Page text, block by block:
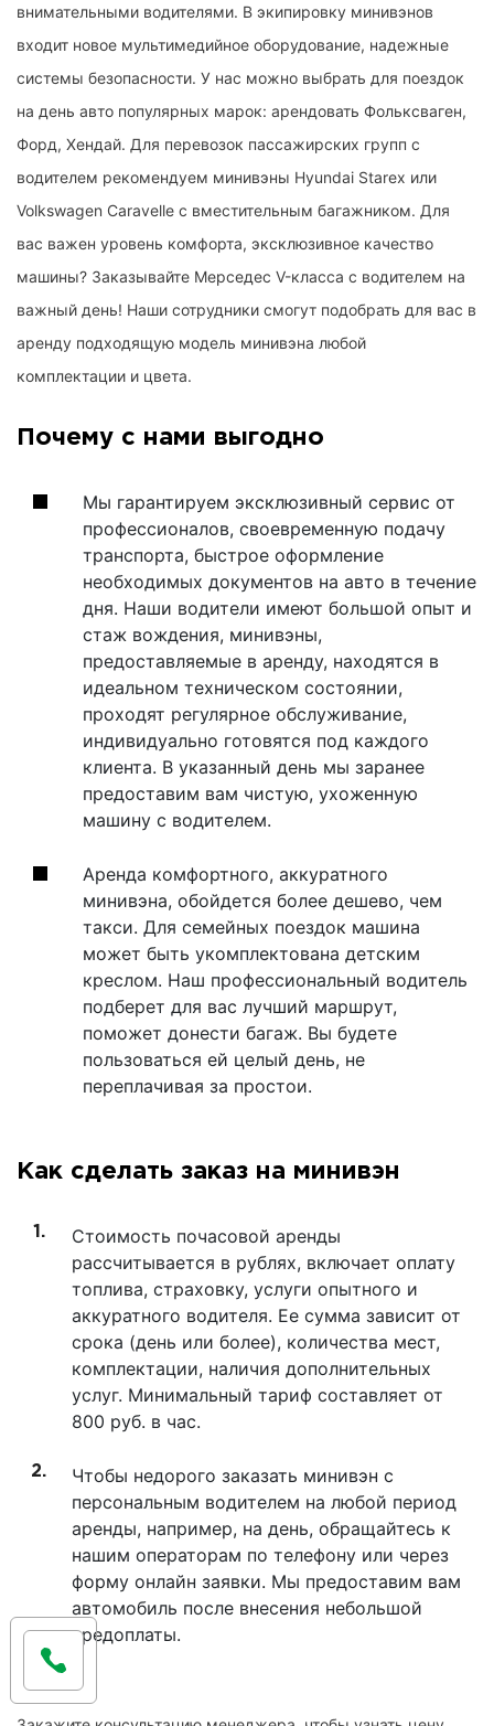
внимательными водителями. В экипировку минивэнов
входит новое мультимедийное оборудование, надежные
системы безопасности. У нас можно выбрать для поездок
на день авто популярных марок: арендовать Фольксваген,
Форд, Хендай. Для перевозок пассажирских групп с
водителем рекомендуем минивэны Hyundai Starex или
Volkswagen Caravelle с вместительным багажником. Для
вас важен уровень комфорта, эксклюзивное качество
машины? Заказывайте Мерседес V-класса с водителем на
важный день! Наши сотрудники смогут подобрать для вас в
аренду подходящую модель минивэна любой
комплектации и цвета.
Почему с нами выгодно
Мы гарантируем эксклюзивный сервис от
профессионалов, своевременную подачу
транспорта, быстрое оформление
необходимых документов на авто в течение
дня. Наши водители имеют большой опыт и
стаж вождения, минивэны,
предоставляемые в аренду, находятся в
идеальном техническом состоянии,
проходят регулярное обслуживание,
индивидуально готовятся под каждого
клиента. В указанный день мы заранее
предоставим вам чистую, ухоженную
машину с водителем.
Аренда комфортного, аккуратного
минивэна, обойдется более дешево, чем
такси. Для семейных поездок машина
может быть укомплектована детским
креслом. Наш профессиональный водитель
подберет для вас лучший маршрут,
поможет донести багаж. Вы будете
пользоваться ей целый день, не
переплачивая за простои.
Как сделать заказ на минивэн
Стоимость почасовой аренды
рассчитывается в рублях, включает оплату
топлива, страховку, услуги опытного и
аккуратного водителя. Ее сумма зависит от
срока (день или более), количества мест,
комплектации, наличия дополнительных
услуг. Минимальный тариф составляет от
800 руб. в час.
Чтобы недорого заказать минивэн с
персональным водителем на любой период
аренды, например, на день, обращайтесь к
нашим операторам по телефону или через
форму онлайн заявки. Мы предоставим вам
автомобиль после внесения небольшой
предоплаты.